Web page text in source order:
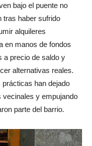
bajo el puente no
tras haber sufrido
alquileres
en manos de fondos
a precio de saldo y
alternativas reales.
han dejado
vecinales y empujando
parte del barrio.